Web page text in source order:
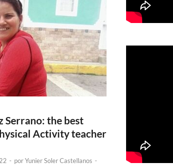
Serrano: the best
Activity teacher
- porYunier Soler Castellanos -